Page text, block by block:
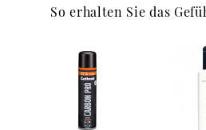
So erhalten Sie das